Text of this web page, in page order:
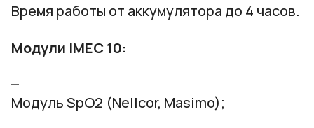
Время работы от аккумулятора до 4 часов.
Модули iMEC 10:
Модуль SpO2 (Nellcor, Masimo);